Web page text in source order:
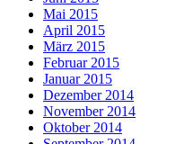
Mai 2015
April 2015
März 2015
Februar 2015
Januar 2015
Dezember 2014
November 2014
Oktober 2014